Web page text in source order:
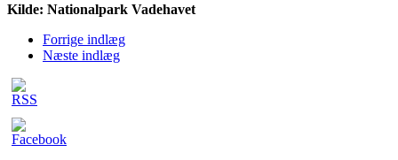
Kilde: Nationalpark Vadehavet
Forrige indlæg
Næste indlæg